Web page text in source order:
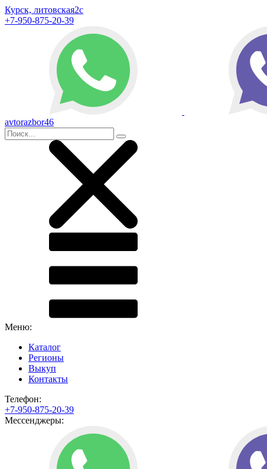
Курск, литовская2с
+7-950-875-20-39
avtorazbor46
Меню:
Каталог
Регионы
Выкуп
Контакты
Телефон:
+7-950-875-20-39
Мессенджеры: